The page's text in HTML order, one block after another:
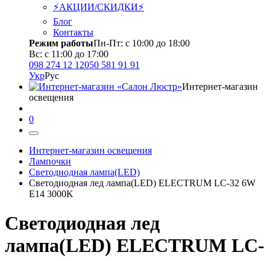
⚡АКЦИИ/СКИДКИ⚡
Блог
Контакты
Режим работыПн-Пт: с 10:00 до 18:00
Вс: с 11:00 до 17:00
098 274 12 12050 581 91 91
УкрРус
Интернет-магазин
освещения
0
Интернет-магазин освещения
Лампочки
Светодиодная лампа(LED)
Светодиодная лед лампа(LED) ELECTRUM LC-32 6W
E14 3000K
Светодиодная лед
лампа(LED) ELECTRUM LC-